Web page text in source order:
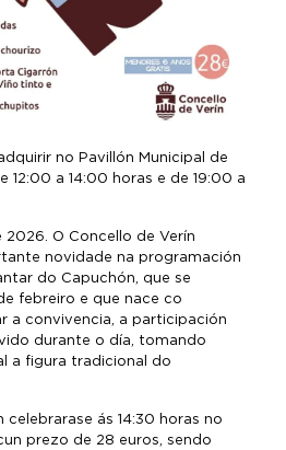
no Pavillón Municipal de
12:00 a 14:00 horas e de 19:00 a
2026. O Concello de Verín
novidade na programación
do Capuchón, que se
febreiro e que nace co
a convivencia, a participación
durante o día, tomando
a figura tradicional do
ás 14:30 horas no
prezo de 28 euros, sendo